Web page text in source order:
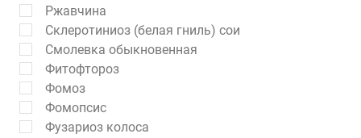
Ржавчина
Склеротиниоз (белая гниль) сои
Смолевка обыкновенная
Фитофтороз
Фомоз
Фомопсис
Фузариоз колоса